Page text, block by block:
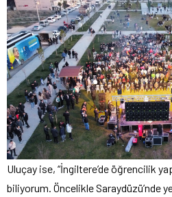
Uluçay ise, “İngiltere’de öğrencilik
biliyorum. Öncelikle Saraydüzü’nde